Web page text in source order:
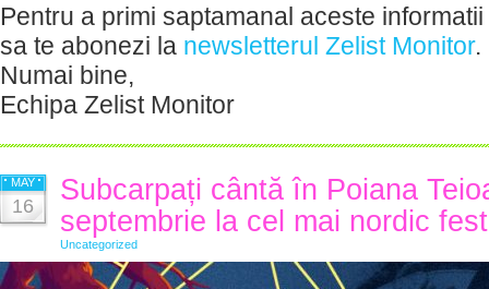
Pentru a primi saptamanal aceste
sa te abonezi la newsletterul Zelist Monitor.
Numai bine,
Echipa Zelist Monitor
MAY
16
Subcarpați cântă în Poiana
septembrie la cel mai nordic
Uncategorized